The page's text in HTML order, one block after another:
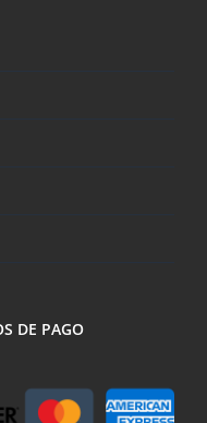
DE PAGO